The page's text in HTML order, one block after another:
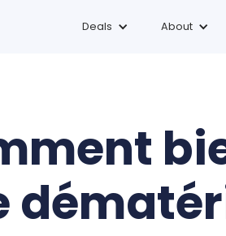
Deals About